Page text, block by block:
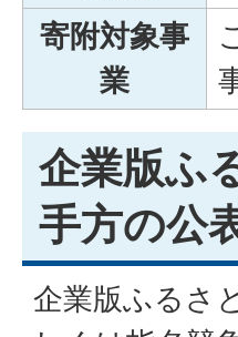
寄附対象事
業
企業版ふ
手方の公
企業版ふるさ